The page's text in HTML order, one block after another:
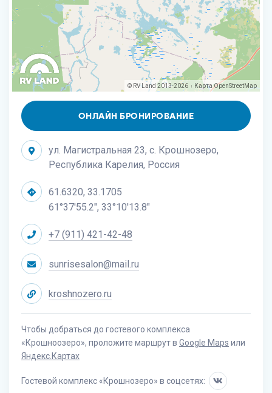
© RV Land 2013-2026 | КартаOpenStreetMap
ОНЛАЙН БРОНИРОВАНИЕ
ул. Магистральная 23, c. Крошнозеро,
Республика Карелия, Россия
61.6320, 33.1705
61°37'55.2", 33°10'13.8"
+7 (911) 421-42-48
sunrisesalon@mail.ru
kroshnozero.ru
Чтобы добраться до гостевого комплекса
«Крошноозеро», проложите маршрут в Google Maps или
Яндекс.Картах
Гостевой комплекс «Крошнозеро» в соцсетях: